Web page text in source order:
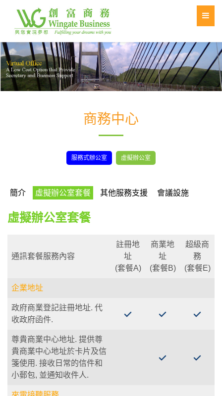
商務中心
服務式辦公室 虛擬辦公室
簡介 虛擬辦公室套餐 其他服務支援 會議設施
虛擬辦公室套餐
通訊套餐服務內容
註冊地
址
(套餐A)
商業地
址
(套餐B)
超級商
務
(套餐E)
企業地址
政府商業登記註冊地址. 代
收政府函件.
尊貴商業中心地址. 提供尊
貴商業中心地址於卡片及信
箋使用. 接收日常的信件和
小郵包, 並通知收件人.